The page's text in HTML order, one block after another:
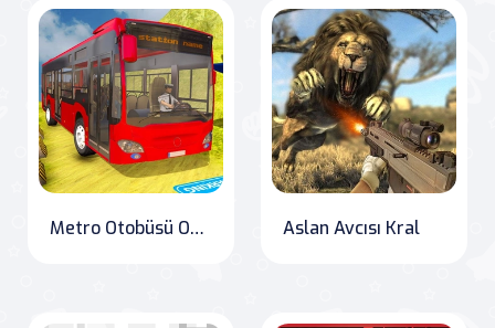
Metro Otobüsü Oyunları Gerçek Metro Sim Aslan Avcısı Kral